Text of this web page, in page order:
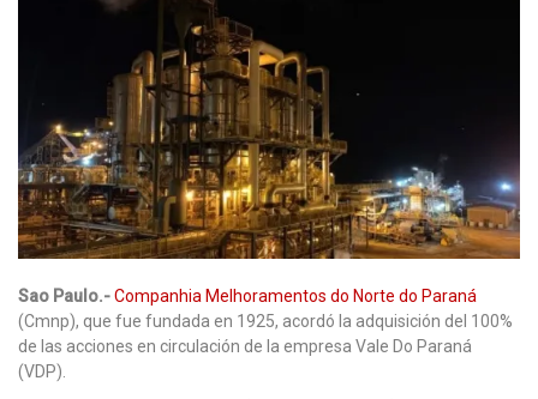
Sao Paulo.-Companhia Melhoramentos do Norte do Paraná
(Cmnp), que fue fundada en 1925, acordó la adquisición del 100%
de las acciones en circulación de la empresa Vale Do Paraná
(VDP).